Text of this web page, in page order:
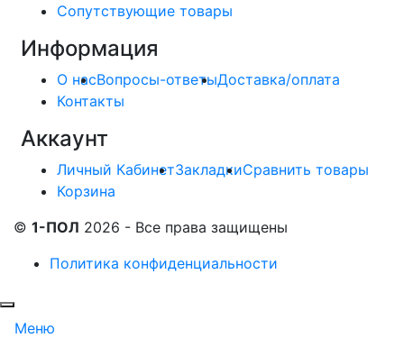
Сопутствующие товары
Информация
О насВопросы-ответыДоставка/оплата
Контакты
Аккаунт
Личный КабинетЗакладкиСравнить товары
Корзина
© 1-ПОЛ 2026 - Все права защищены
Политика конфиденциальности
Меню